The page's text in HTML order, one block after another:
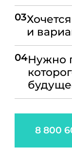
03
и
04Нужно
8 800